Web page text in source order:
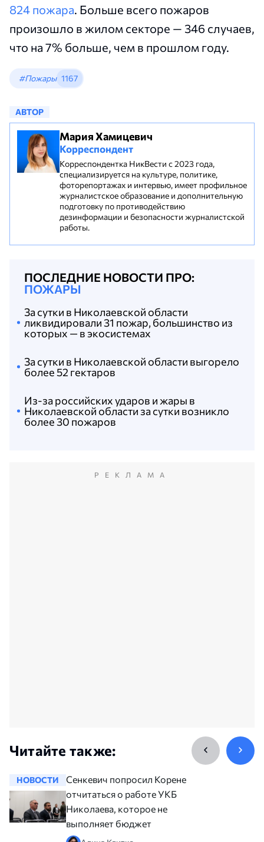
824 пожара. Больше всего пожаров
произошло в жилом секторе — 346 случаев,
что на 7% больше, чем в прошлом году.
#Пожары 1167
АВТОР
Мария Хамицевич
Корреспондент
Корреспондентка НикВести с 2023 года,
специализируется на культуре, политике,
фоторепортажах и интервью, имеет профильное
журналистское образование и дополнительную
подготовку по противодействию
дезинформации и безопасности журналистской
работы.
ПОСЛЕДНИЕ НОВОСТИ ПРО:
ПОЖАРЫ
Из-за российских ударов и жары в
Николаевской области за сутки возникло
более 30 пожаров
За сутки в Николаевской области выгорело
более 52 гектаров
За сутки в Николаевской области
ликвидировали 31 пожар, большинство из
которых — в экосистемах
РЕКЛАМА
Читайте также:
НОВОСТИ
Сенкевич попросил Коренева
отчитаться о работе УКБ
Николаева, которое не
выполняет бюджет